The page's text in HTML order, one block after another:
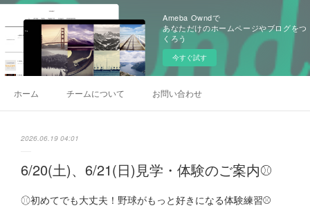
Ameba Owndで
あなただけのホームページやブログをつ
くろう
今すぐ試す
ホーム チームについて お問い合わせ
2026.06.19 04:01
6/20(土)、6/21(日)見学・体験のご案内⚾️
⚾︎初めてでも大丈夫！野球がもっと好きになる体験練習⚾